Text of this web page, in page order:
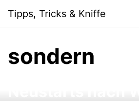
content
Tipps, Tricks & Kniffe
sondern